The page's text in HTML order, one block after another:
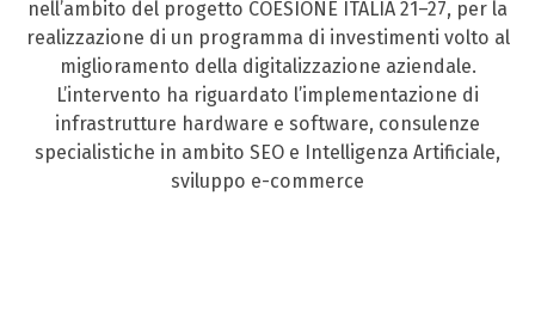
nell’ambito del progetto COESIONE ITALIA 21–27, per la
realizzazione di un programma di investimenti volto al
miglioramento della digitalizzazione aziendale.
L’intervento ha riguardato l’implementazione di
infrastrutture hardware e software, consulenze
specialistiche in ambito SEO e Intelligenza Artificiale,
sviluppo e-commerce